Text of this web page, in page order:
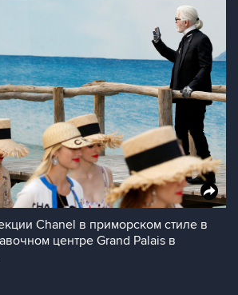
Chanel в приморском стиле в
центре Grand Palais в